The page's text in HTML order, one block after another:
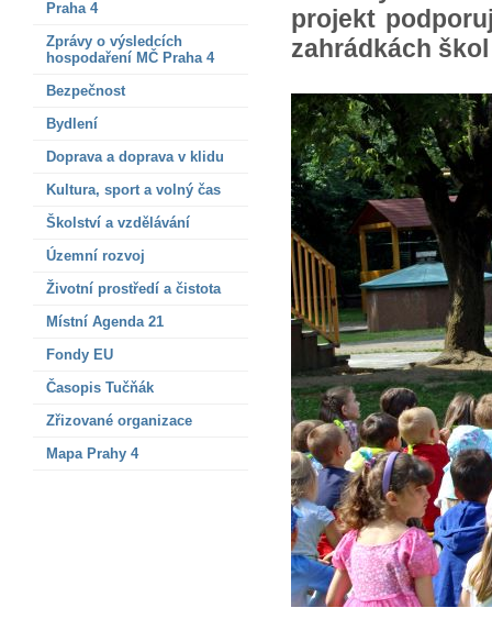
Praha 4
Zprávy o výsledcích
hospodaření MČ Praha 4
Bezpečnost
Bydlení
Doprava a doprava v klidu
Kultura, sport a volný čas
Školství a vzdělávání
Územní rozvoj
Životní prostředí a čistota
Místní Agenda 21
Fondy EU
Časopis Tučňák
Zřizované organizace
Mapa Prahy 4
projekt
zahrádkách